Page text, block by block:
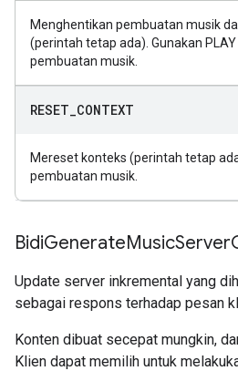
Menghentikan pembuatan musik
(perintah tetap ada). Gunakan
pembuatan musik.
RESET CONTEXT
Mereset konteks (perintah tetap
pembuatan musik.
BidiGenerateMusicServer
Update server inkremental yang
sebagai respons terhadap pesan
Konten dibuat secepat mungkin,
Klien dapat memilih untuk